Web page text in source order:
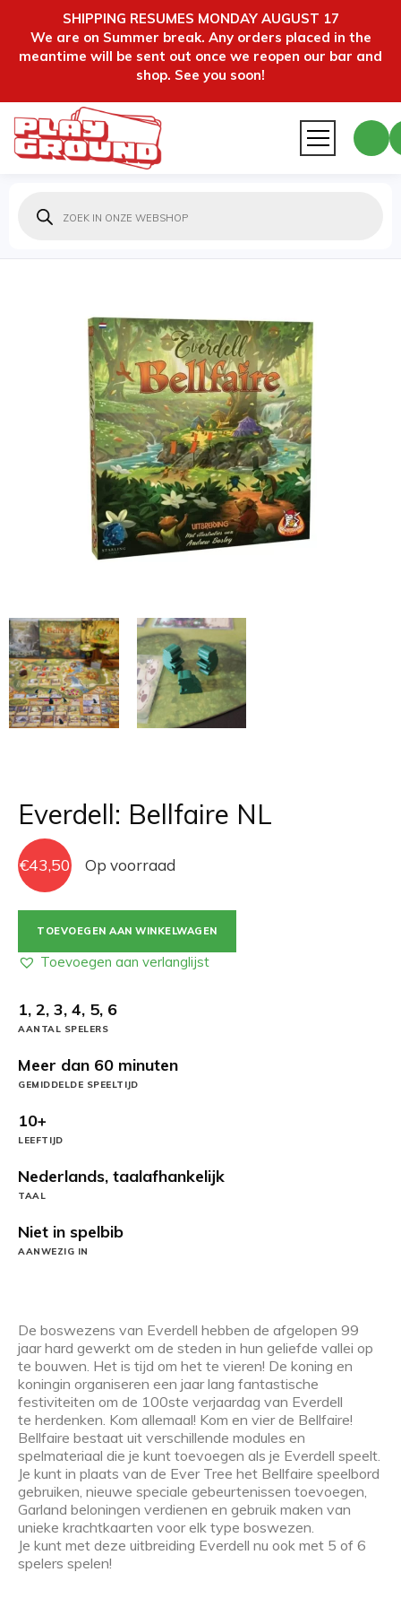
SHIPPING RESUMES MONDAY AUGUST 17
We are on Summer break. Any orders placed in the
meantime will be sent out once we reopen our bar and
shop. See you soon!
zoeken
Everdell: Bellfaire NL
€43,50 Op voorraad
Bellfaire
NL
TOEVOEGEN AAN WINKELWAGEN
Toevoegen aan verlanglijst
1, 2, 3, 4, 5, 6
AANTAL SPELERS
Meer dan 60 minuten
GEMIDDELDE SPEELTIJD
10+
LEEFTIJD
Nederlands, taalafhankelijk
TAAL
Niet in spelbib
AANWEZIG IN
De boswezens van Everdell hebben de afgelopen 99
jaar hard gewerkt om de steden in hun geliefde vallei op
te bouwen. Het is tijd om het te vieren! De koning en
koningin organiseren een jaar lang fantastische
festiviteiten om de 100ste verjaardag van Everdell
te herdenken. Kom allemaal! Kom en vier de Bellfaire!
Bellfaire bestaat uit verschillende modules en
spelmateriaal die je kunt toevoegen als je Everdell speelt.
Je kunt in plaats van de Ever Tree het Bellfaire speelbord
gebruiken, nieuwe speciale gebeurtenissen toevoegen,
Garland beloningen verdienen en gebruik maken van
unieke krachtkaarten voor elk type boswezen.
Je kunt met deze uitbreiding Everdell nu ook met 5 of 6
spelers spelen!